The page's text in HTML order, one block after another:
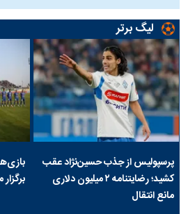
لیگ برتر
پرسپولیس از جذب حسین‌نژاد عقب
کشید؛ رضایتنامه ۲ میلیون دلاری
مانع انتقال